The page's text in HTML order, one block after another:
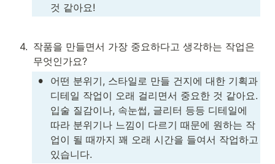
것 같아요!
4. 작품을 만들면서 가장 중요하다고 생각하는 작업은
무엇인가요?
•
어떤 분위기, 스타일로 만들 건지에 대한 기획과
디테일 작업이 오래 걸리면서 중요한 것 같아요.
입술 질감이나, 속눈썹, 글리터 등등 디테일에
따라 분위기나 느낌이 다르기 때문에 원하는 작
업이 될 때까지 꽤 오래 시간을 들여서 작업하고
있습니다.